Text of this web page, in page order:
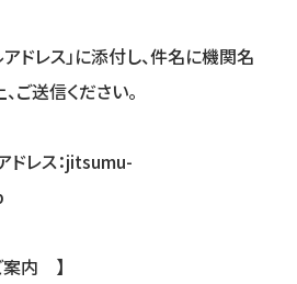
ドレス」に添付し、件名に機関名
ご送信ください。
レス：jitsumu-
内 】